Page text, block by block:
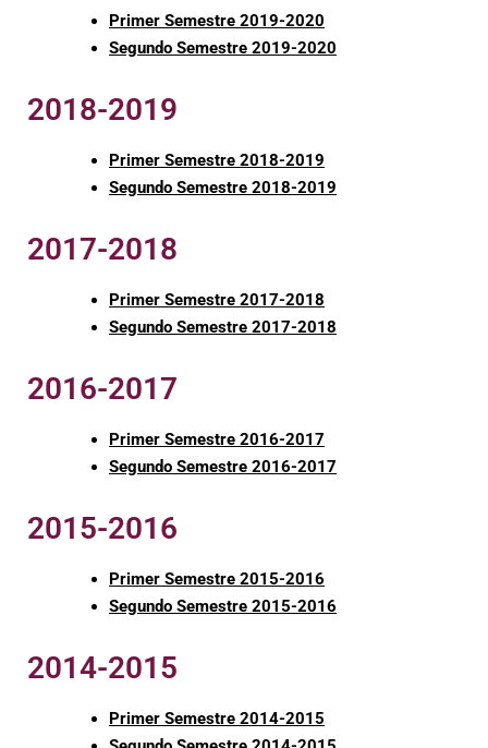
Primer Semestre 2019-2020
Segundo Semestre 2019-2020
2018-2019
Primer Semestre 2018-2019
Segundo Semestre 2018-2019
2017-2018
Primer Semestre 2017-2018
Segundo Semestre 2017-2018
2016-2017
Primer Semestre 2016-2017
Segundo Semestre 2016-2017
2015-2016
Primer Semestre 2015-2016
Segundo Semestre 2015-2016
2014-2015
Primer Semestre 2014-2015